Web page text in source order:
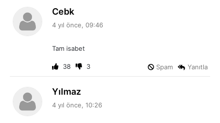
Cebk
:
4 yıl önce, 09:46
Tam isabet
38 3 Yanıtla
Spam
Yılmaz
4 yıl önce, 10:26